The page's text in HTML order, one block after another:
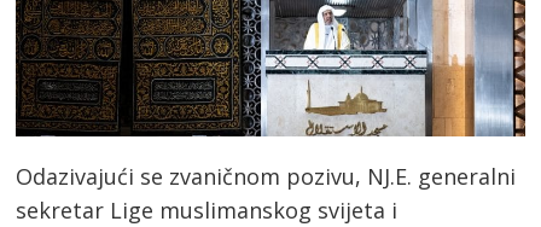
Odazivajući se zvaničnom pozivu, NJ.E. generalni
sekretar Lige muslimanskog svijeta i